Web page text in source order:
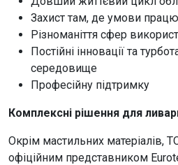
Захист там, де умови
Різноманіття сфер
Постійні інновації та
середовище
Професійну підтримку
Комплексні рішення для
Окрім мастильних матеріалів,
офіційним представником